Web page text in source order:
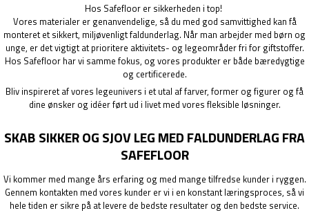
Hos Safefloor er sikkerheden i top!
Vores materialer er genanvendelige, så du med god samvittighed kan få
monteret et sikkert, miljøvenligt faldunderlag. Når man arbejder med børn og
unge, er det vigtigt at prioritere aktivitets- og legeområder fri for giftstoffer.
Hos Safefloor har vi samme fokus, og vores produkter er både bæredygtige
og certificerede.
Bliv inspireret af vores legeunivers i et utal af farver, former og figurer og få
dine ønsker og idéer ført ud i livet med vores fleksible løsninger.
SKAB SIKKER OG SJOV LEG MED FALDUNDERLAG FRA
SAFEFLOOR
Vi kommer med mange års erfaring og med mange tilfredse kunder i ryggen.
Gennem kontakten med vores kunder er vi i en konstant læringsproces, så vi
hele tiden er sikre på at levere de bedste resultater og den bedste service.